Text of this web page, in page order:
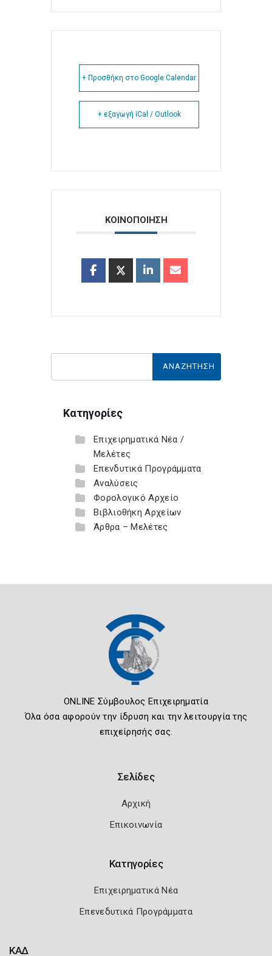
+ Προσθήκη στο Google Calendar
+ εξαγωγή iCal / Outlook
ΚΟΙΝΟΠΟΙΗΣΗ
Κατηγορίες
Επιχειρηματικά Νέα /
Μελέτες
Επενδυτικά Προγράμματα
Αναλύσεις
Φορολογικό Αρχείο
Βιβλιοθήκη Αρχείων
Άρθρα – Μελέτες
ONLINE Σύμβουλος Επιχειρηματία
Όλα όσα αφορούν την ίδρυση και την λειτουργία της
επιχείρησής σας.
Σελίδες
Αρχική
Επικοινωνία
Κατηγορίες
Επιχειρηματικά Νέα
Επενεδυτικά Προγράμματα
ΚΑΔ